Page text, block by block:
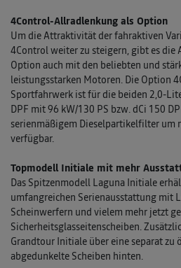
4Control-Allradlenkung als Option
Um die Attraktivität der fahraktiven
4Control weiter zu steigern, gibt es die
Option auch mit den beliebten und
leistungsstarken Motoren. Die Option
Sportfahrwerk ist für die beiden 2,0-
DPF mit 96 kW/130 PS bzw. dCi 150
serienmäßigem Dieselpartikelfilter um
verfügbar.
Topmodell Initiale mit mehr
Das Spitzenmodell Laguna Initiale
umfangreichen Serienausstattung mit
Scheinwerfern und vielem mehr jetzt
Sicherheitsglasseitenscheiben.
Grandtour Initiale über eine separat zu
abgedunkelte Scheiben hinten.